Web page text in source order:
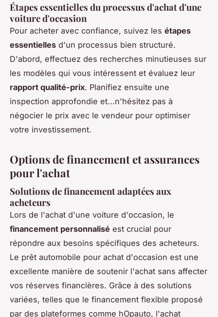
Étapes essentielles du processus d'achat d'une
voiture d'occasion
Pour acheter avec confiance, suivez les étapes
essentielles d'un processus bien structuré.
D'abord, effectuez des recherches minutieuses sur
les modèles qui vous intéressent et évaluez leur
rapport qualité-prix. Planifiez ensuite une
inspection approfondie et...n'hésitez pas à
négocier le prix avec le vendeur pour optimiser
votre investissement.
Options de financement et assurances
pour l'achat
Solutions de financement adaptées aux
acheteurs
Lors de l'achat d'une voiture d'occasion, le
financement personnalisé est crucial pour
répondre aux besoins spécifiques des acheteurs.
Le prêt automobile pour achat d'occasion est une
excellente manière de soutenir l'achat sans affecter
vos réserves financières. Grâce à des solutions
variées, telles que le financement flexible proposé
par des plateformes comme hOpauto, l'achat